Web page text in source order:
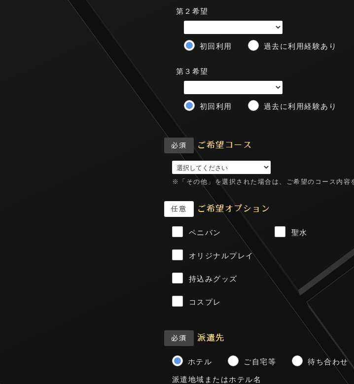
第２希望
初回利用 過去に利用経験あり
第３希望
初回利用 過去に利用経験あり
必須 ご希望コース
※「その他」を選択された場合は、ご希望のコース内容
任意 ご希望オプション
ペニバン 聖水
オリジナルプレイ
持込みグッズ
コスプレ
必須 派遣先
ホテル ご自宅等 待ち合わせ
派遣地域またはホテル名